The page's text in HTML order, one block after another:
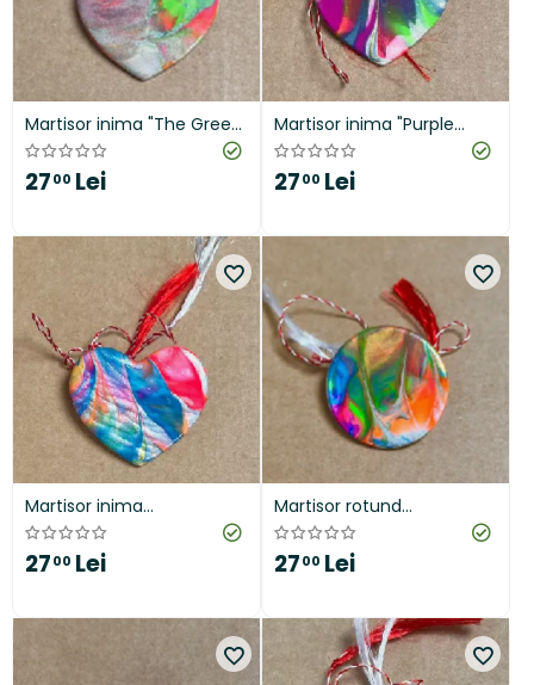
Martisor inima "The Green
Monster"
2700 Lei
Martisor inima "Purple
Greenary"
2700 Lei
Martisor inima
"Excitement"
2700 Lei
Martisor rotund
"Flamboiant"
2700 Lei